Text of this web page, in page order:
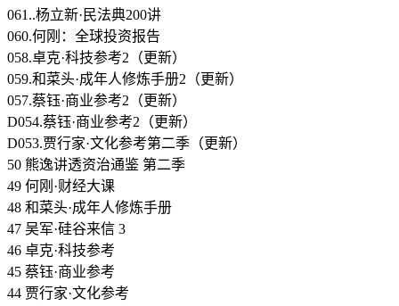
061..杨立新·民法典200讲
060.何刚：全球投资报告
058.卓克·科技参考2（更新）
059.和菜头·成年人修炼手册2（更新）
057.蔡钰·商业参考2（更新）
D054.蔡钰·商业参考2（更新）
D053.贾行家·文化参考第二季（更新）
50 熊逸讲透资治通鉴 第二季
49 何刚·财经大课
48 和菜头·成年人修炼手册
47 吴军·硅谷来信 3
46 卓克·科技参考
45 蔡钰·商业参考
44 贾行家·文化参考